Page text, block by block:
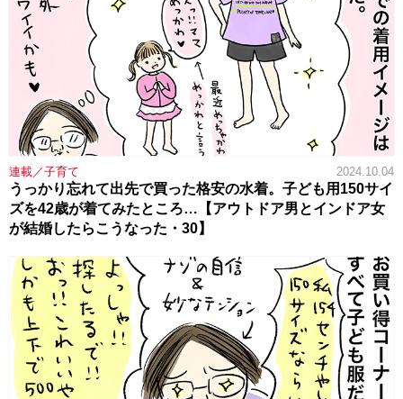
連載／子育て 2024.10.04
うっかり忘れて出先で買った格安の水着。子ども用150サイ
ズを42歳が着てみたところ…【アウトドア男とインドア女
が結婚したらこうなった・30】